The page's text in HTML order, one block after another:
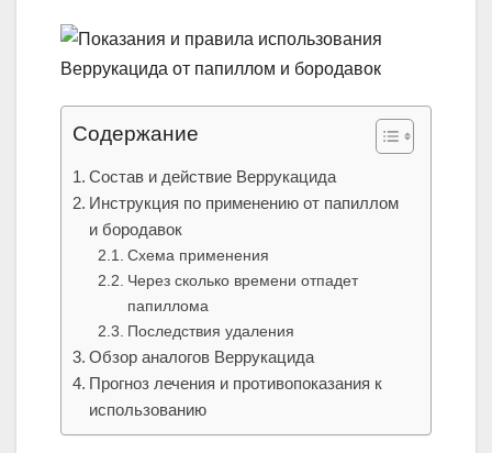
Содержание
Состав и действие Веррукацида
Инструкция по применению от папиллом
и бородавок
Схема применения
Через сколько времени отпадет
папиллома
Последствия удаления
Обзор аналогов Веррукацида
Прогноз лечения и противопоказания к
использованию